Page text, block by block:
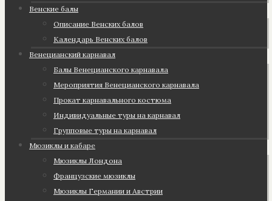
Венские балы
Описание Венских балов
Календарь Венских балов
Венецианский карнавал
Балы Венецианского карнавала
Мероприятия Венецианского карнавала
Прокат карнавального костюма
Индивидуальные туры на карнавал
Групповые туры на карнавал
Мюзиклы и кабаре
Мюзиклы Лондона
Французские мюзиклы
Мюзиклы Германии и Австрии